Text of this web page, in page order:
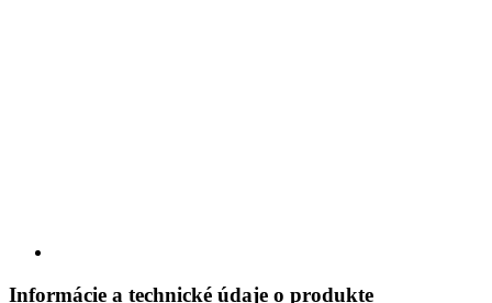
Informácie a technické údaje o produkte